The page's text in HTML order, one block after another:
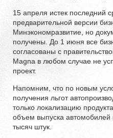
15 апреля истек последний
предварительной версии
Минэкономразвитие, но
получены. До 1 июня все
согласованы с
Magna в любом случае не
проект.
Напомним, что по новым
получения льгот
только локализацию
объем выпуска автомобилей
тысяч штук.